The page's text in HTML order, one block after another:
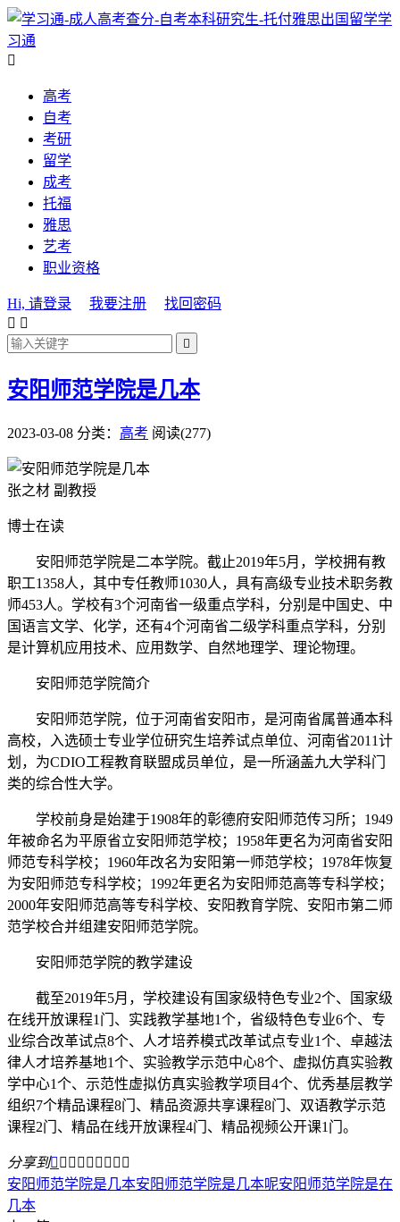
学
习通

高考
自考
考研
留学
成考
托福
雅思
艺考
职业资格
Hi, 请登录 我要注册
找回密码
 

安阳师范学院是几本
2023-03-08 分类： 高考 阅读(277)
张之材 副教授
博士在读
安阳师范学院是二本学院。截止2019年5月，学校拥有教
职工1358人，其中专任教师1030人，具有高级专业技术职务教
师453人。学校有3个河南省一级重点学科，分别是中国史、中
国语言文学、化学，还有4个河南省二级学科重点学科，分别
是计算机应用技术、应用数学、自然地理学、理论物理。
安阳师范学院简介
安阳师范学院，位于河南省安阳市，是河南省属普通本科
高校，入选硕士专业学位研究生培养试点单位、河南省2011计
划，为CDIO工程教育联盟成员单位，是一所涵盖九大学科门
类的综合性大学。
学校前身是始建于1908年的彰德府安阳师范传习所；1949
年被命名为平原省立安阳师范学校；1958年更名为河南省安阳
师范专科学校；1960年改名为安阳第一师范学校；1978年恢复
为安阳师范专科学校；1992年更名为安阳师范高等专科学校；
2000年安阳师范高等专科学校、安阳教育学院、安阳市第二师
范学校合并组建安阳师范学院。
安阳师范学院的教学建设
截至2019年5月，学校建设有国家级特色专业2个、国家级
在线开放课程1门、实践教学基地1个，省级特色专业6个、专
业综合改革试点8个、人才培养模式改革试点专业1个、卓越法
律人才培养基地1个、实验教学示范中心8个、虚拟仿真实验教
学中心1个、示范性虚拟仿真实验教学项目4个、优秀基层教学
组织7个精品课程8门、精品资源共享课程8门、双语教学示范
课程2门、精品在线开放课程4门、精品视频公开课1门。
分享到        
安阳师范学院是几本安阳师范学院是几本呢安阳师范学院是在
几本